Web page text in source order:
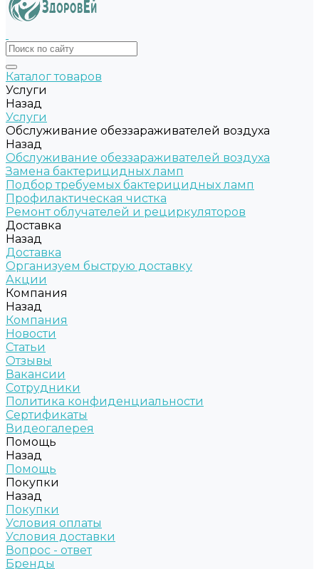
Каталог товаров
Услуги
Назад
Услуги
Обслуживание обеззараживателей воздуха
Назад
Обслуживание обеззараживателей воздуха
Замена бактерицидных ламп
Подбор требуемых бактерицидных ламп
Профилактическая чистка
Ремонт облучателей и рециркуляторов
Доставка
Назад
Доставка
Организуем быструю доставку
Акции
Компания
Назад
Компания
Новости
Статьи
Отзывы
Вакансии
Сотрудники
Политика конфиденциальности
Сертификаты
Видеогалерея
Помощь
Назад
Помощь
Покупки
Назад
Покупки
Условия оплаты
Условия доставки
Вопрос - ответ
Бренды